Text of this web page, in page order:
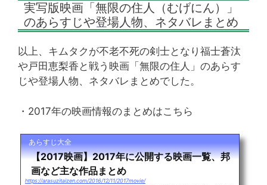
実写版映画「無限の住人（むげにん）」
のあらすじや登場人物、ネタバレまとめ
以上、キムタクが不老不死の剣士となり福士蒼汰
や戸田恵梨香と戦う映画「無限の住人」のあらす
じや登場人物、ネタバレまとめでした。
・2017年の映画情報のまとめはこちら
あらすじ大全
【2017映画】2017年に公開する映画一覧、邦
画など主な作品まとめ
https://arasuzitaizen.com/2016/12/11/2017movie/